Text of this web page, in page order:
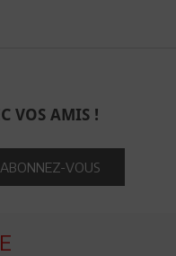
VOS AMIS !
ABONNEZ-VOUS